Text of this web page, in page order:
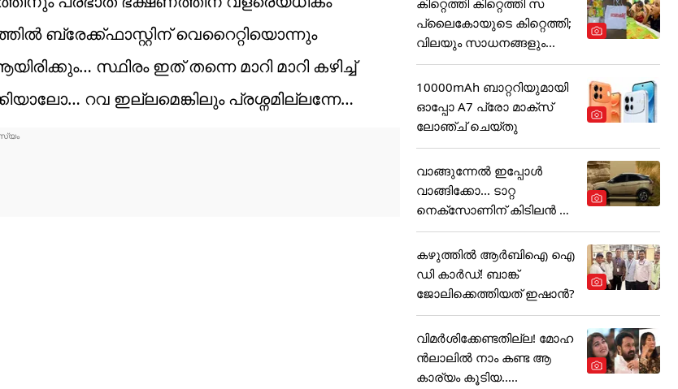
ബ്രേക്ക്ഫാസ്റ്റിന് വെറൈറ്റിയൊന്നും
സ്ഥിരം ഇത് തന്നെ മാറി മാറി കഴിച്ച്
റവ ഇല്ലമെങ്കിലും പ്രശ്നമില്ലന്നേ…
കിറ്റെത്തി കിറ്റെത്തി സ
പ്ലൈകോയുടെ കിറ്റെത്തി;
വിലയും സാധനങ്ങളും...
10000mAh ബാറ്ററിയുമായി
ഓപ്പോ A7 പ്രോ മാക്സ്
ലോഞ്ച് ചെയ്തു
വാങ്ങുന്നേൽ ഇപ്പോൾ
വാങ്ങിക്കോ... ടാറ്റ
നെക്സോണിന് കിടിലൻ ഓ
ഫർ
കഴുത്തില്‍ ആര്‍ബിഐ ഐ
ഡി കാര്‍ഡ്! ബാങ്ക്
ജോലിക്കെത്തിയത് ഇഷാന്‍?
വിമർശിക്കേണ്ടതില്ല! മോഹ
ൻലാലിൽ നാം കണ്ട ആ
കാര്യം കൂടിയ.....